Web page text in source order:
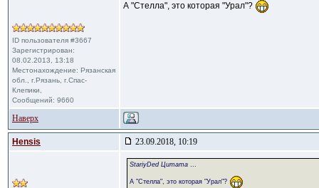
ID пользователя #3667
Зарегистрирован:
08.02.2013, 13:18
Местонахождение: Рязанская
обл., г.Рязань, г.Спас-
Клепики,
Сообщений: 9660
А "Стелла", это которая "Урал"?
Наверх
Hensis 23.09.2018, 10:19
StariyDed Цитата ...
А "Стелла", это которая "Урал"?